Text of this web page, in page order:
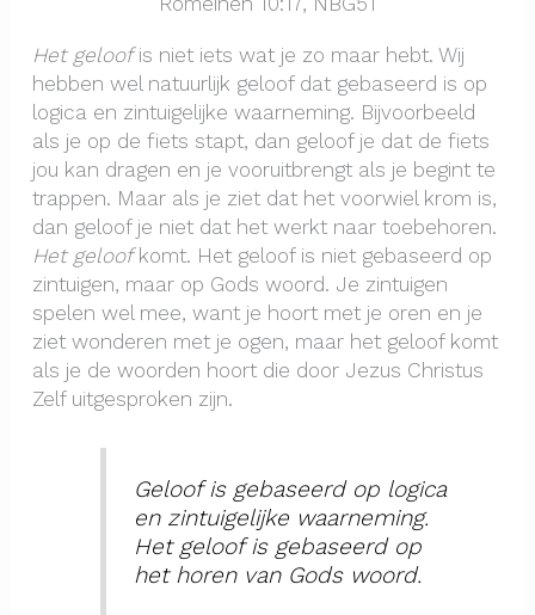
Het geloofis niet iets wat je zo maar hebt. Wij
hebben wel natuurlijk geloof dat gebaseerd is op
logica en zintuigelijke waarneming. Bijvoorbeeld
als je op de fiets stapt, dan geloof je dat de fiets
jou kan dragen en je vooruitbrengt als je begint te
trappen. Maar als je ziet dat het voorwiel krom is,
dan geloof je niet dat het werkt naar toebehoren.
Het geloofkomt. Het geloof is niet gebaseerd op
zintuigen, maar op Gods woord. Je zintuigen
spelen wel mee, want je hoort met je oren en je
ziet wonderen met je ogen, maar het geloof komt
als je de woorden hoort die door Jezus Christus
Zelf uitgesproken zijn.
Geloof is gebaseerd op logica
en zintuigelijke waarneming.
Het geloof is gebaseerd op
het horen van Gods woord.